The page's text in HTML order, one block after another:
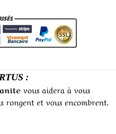
:
vous aidera à vous
rongent et vous encombrent.